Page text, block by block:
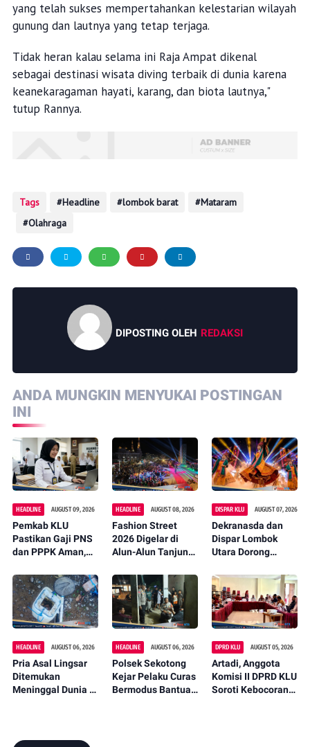
yang telah sukses mempertahankan kelestarian wilayah
gunung dan lautnya yang tetap terjaga.
Tidak heran kalau selama ini Raja Ampat dikenal
sebagai destinasi wisata diving terbaik di dunia karena
keanekaragaman hayati, karang, dan biota lautnya,"
tutup Rannya.
Tags Headline lombok barat
Mataram
Olahraga
DIPOSTING OLEH REDAKSI
ANDA MUNGKIN MENYUKAI POSTINGAN
INI
HEADLINE AUGUST 09, 2026
Pemkab KLU
Pastikan Gaji PNS
dan PPPK Aman,
Miliar
HEADLINE AUGUST 08, 2026
Fashion Street
2026 Digelar di
Alun-Alun Tanjung,
Jadi Agenda
Tahunan
DISPAR KLU AUGUST 07, 2026
Dekranasda dan
Dispar Lombok
Utara Dorong
Lokal Lewat
Fashion Street
2026
HEADLINE AUGUST 06, 2026
Pria Asal Lingsar
Ditemukan
Meninggal Dunia di
HEADLINE AUGUST 06, 2026
Polsek Sekotong
Kejar Pelaku Curas
Bermodus Bantuan
DPRD KLU AUGUST 05, 2026
Artadi, Anggota
Komisi II DPRD KLU
Soroti Kebocoran